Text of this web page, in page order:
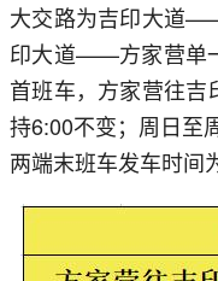
大交路为吉印大道
印大道——方家营单
首班车，方家营往
持6:00不变；周日至
两端末班车发车时间